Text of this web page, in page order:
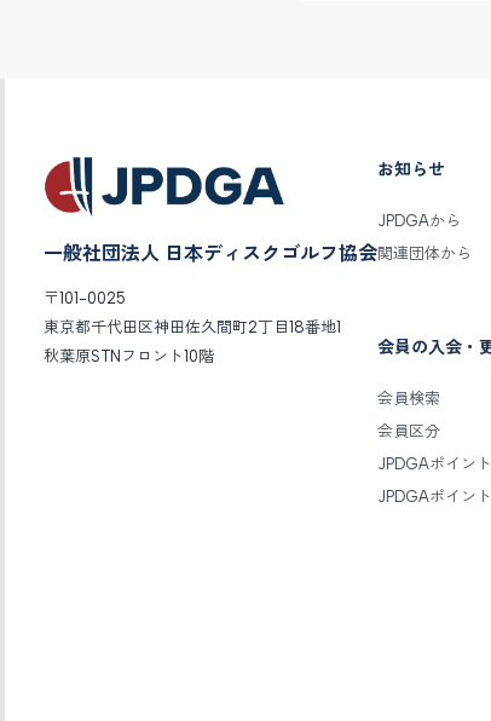
一般社団法人 日本ディスクゴルフ協会
〒101-0025
東京都千代田区神田佐久間町2丁目18番地1
秋葉原STNフロント10階
お知らせ
JPDGAから
関連団体から
会員の入会・
会員検索
会員区分
JPDGAポイント
JPDGAポイン